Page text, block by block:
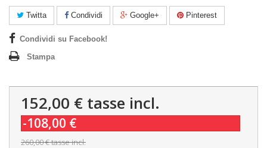
Twitta Condividi Google+ Pinterest
Condividi su Facebook!
Stampa
152,00 € tasse incl.
-108,00 €
260,00 €tasse incl.